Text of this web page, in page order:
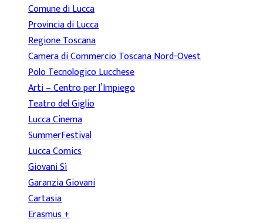
Comune di Lucca
Provincia di Lucca
Regione Toscana
Camera di Commercio Toscana Nord-Ovest
Polo Tecnologico Lucchese
Arti – Centro per l’Impiego
Teatro del Giglio
Lucca Cinema
SummerFestival
Lucca Comics
Giovani Sì
Garanzia Giovani
Cartasia
Erasmus +